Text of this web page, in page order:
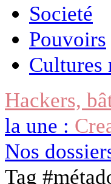
Societé
Pouvoirs
Cultures
Hackers,
la une :
Nos
Tag #